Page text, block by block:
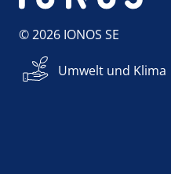
© 2026 IONOS SE
Umwelt und Klima